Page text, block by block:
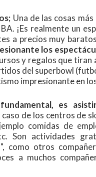
Una de las cosas
¡Es realmente un
a precios muy
los
y regalos que tiran
del superbowl
impresionante en
es
de los centros de
comidas de
Son actividades
como otros
a muchos